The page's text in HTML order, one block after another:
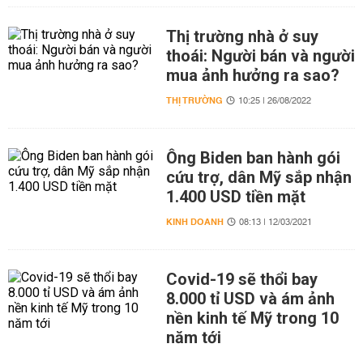
Thị trường nhà ở suy
thoái: Người bán và người
mua ảnh hưởng ra sao?
THỊ TRƯỜNG 10:25 | 26/08/2022
Ông Biden ban hành gói
cứu trợ, dân Mỹ sắp nhận
1.400 USD tiền mặt
KINH DOANH 08:13 | 12/03/2021
Covid-19 sẽ thổi bay
8.000 tỉ USD và ám ảnh
nền kinh tế Mỹ trong 10
năm tới